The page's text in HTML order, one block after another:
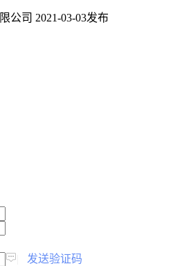
公司 2021-03-03发布
发送验证码